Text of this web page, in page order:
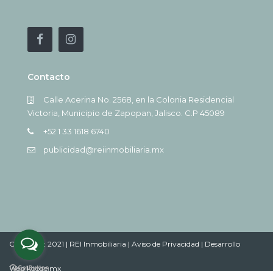
Contacto
Calle Acerina No. 2568, en la Colonia Residencial
Victoria, Municipio de Zapopan, Jalisco. C.P 45089
+52 1 33 1618 6740
publicidad@reiinmobiliaria.mx
Copyright 2021 | REI Inmobiliaria | Aviso de Privacidad | Desarrollo
Web koode.mx